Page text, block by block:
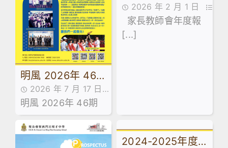
明風 2026年 46
期2026 年 7 月 17 日
明風,書刊
明風 2026年 46期
告2425
2026 年 2 月 1 日
家長教師會,家長教師會
年度報告,最新消息
家長教師會年度報
[...]
2024-2025年度